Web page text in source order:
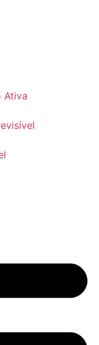
Ativa